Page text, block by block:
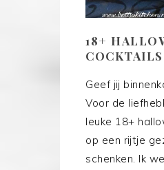
18+
COCKTAILS
Geef jij
Voor de
leuke 18+
op een rijtje
schenken. Ik